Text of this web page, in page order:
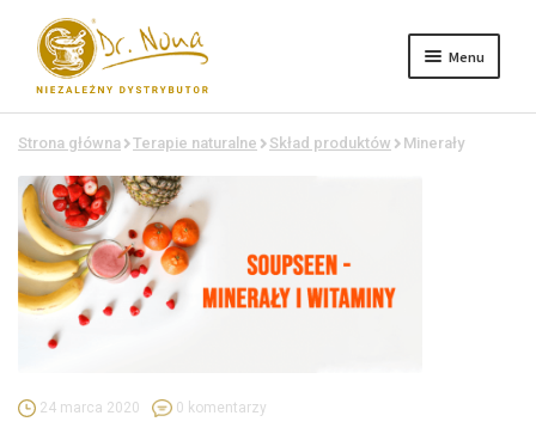
Przejdź
do
nawigacji
Przejdź
do
treści
Menu
Sklep
O firmie
Aktualności
Terapie naturalne
Strona główna Terapie naturalne Skład produktów Minerały
24 marca 2020 0 komentarzy